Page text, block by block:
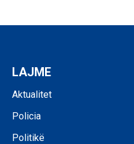
LAJME
Aktualitet
Policia
Politikë